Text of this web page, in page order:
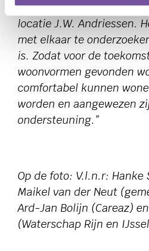
verpleegzorg in
locatie J.W. Andriessen.
met elkaar te
is. Zodat voor de
woonvormen gevonden
comfortabel kunnen
worden en aangewezen
ondersteuning.”
Op de foto: V.l.n.r: Hanke
Maikel van der Neut
Ard-Jan Bolijn (Careaz)
(Waterschap Rijn en